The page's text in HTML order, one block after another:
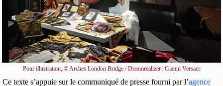
Pour illustration, © Arches London Bridge / Dreamrealizer | Gianni Versace
Ce texte s’appuie sur le communiqué de presse fourni par l’agence